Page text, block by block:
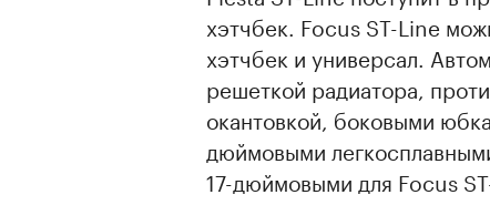
хэтчбек. Focus ST-Line
хэтчбек и универсал.
решеткой радиатора,
окантовкой, боковыми
дюймовыми
17-дюймовыми для Focus